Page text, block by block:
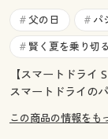
サポート
ご利用ガイド
ご利用ガイド
よくある質問
# 父の日 # パ
# 賢く夏を乗り切る
【スマートドラ
スマートドライの
この商品の情報をも